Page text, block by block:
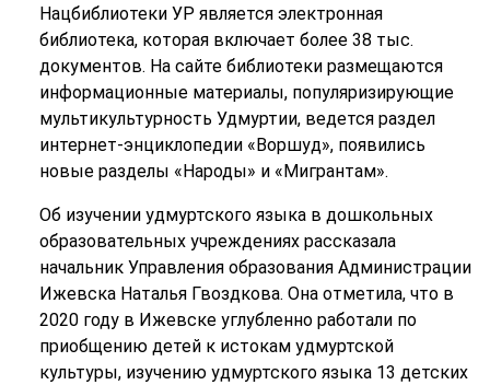
Нацбиблиотеки УР является электронная
библиотека, которая включает более 38 тыс.
документов. На сайте библиотеки размещаются
информационные материалы, популяризирующие
мультикультурность Удмуртии, ведется раздел
интернет-энциклопедии «Воршуд», появились
новые разделы «Народы» и «Мигрантам».
Об изучении удмуртского языка в дошкольных
образовательных учреждениях рассказала
начальник Управления образования Администрации
Ижевска Наталья Гвоздкова. Она отметила, что в
2020 году в Ижевске углубленно работали по
приобщению детей к истокам удмуртской
культуры, изучению удмуртского языка 13 детских